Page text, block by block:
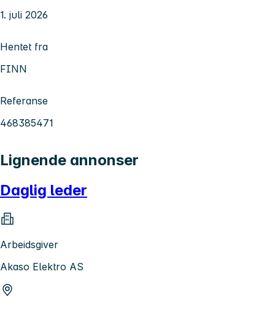
1. juli 2026
Hentet fra
FINN
Referanse
468385471
Lignende annonser
Daglig leder
Arbeidsgiver
Akaso Elektro AS